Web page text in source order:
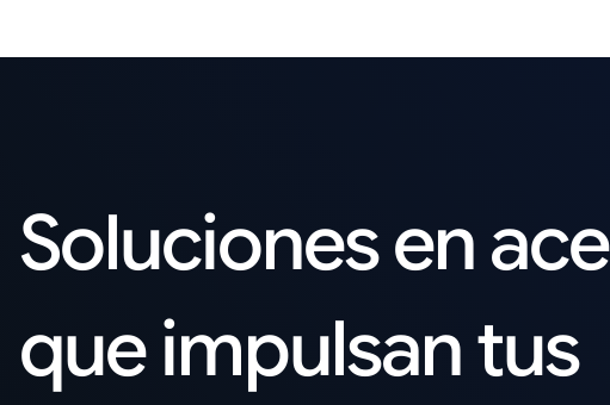
Soluciones en
que impulsan tus